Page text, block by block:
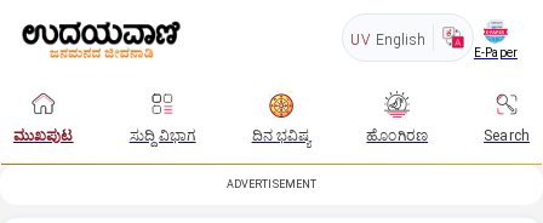
UV English
E-Paper
ಮುಖಪುಟ ಸುದ್ದಿ ವಿಭಾಗ ದಿನ ಭವಿಷ್ಯ ಹೊಂಗಿರಣ Search
ADVERTISEMENT